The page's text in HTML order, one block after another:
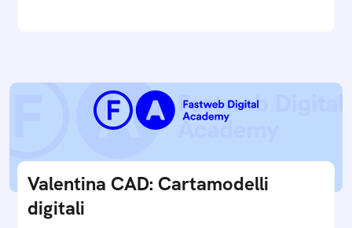
Valentina CAD: Cartamodelli
digitali